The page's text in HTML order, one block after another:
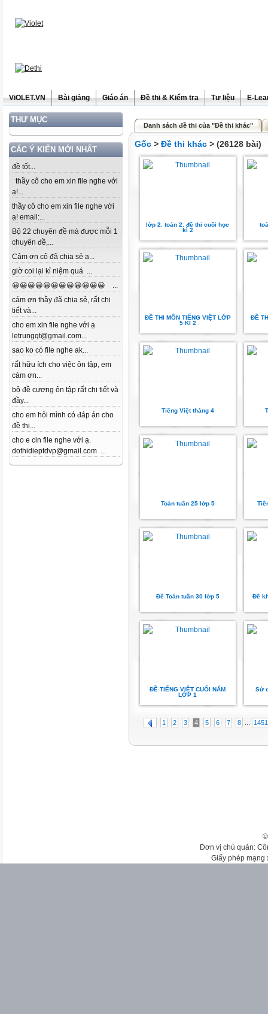
ViOLET.VN Bài giảng Giáo án Đề thi & Kiểm tra Tư liệu E-
THƯ MỤC
CÁC Ý KIẾN MỚI NHẤT
đề tốt...
thầy cô cho em xin file nghe với
ạ!...
thầy cô cho em xin file nghe với
ạ! email:...
Bộ 22 chuyên đề mà được mỗi 1
chuyên đề,...
Cảm ơn cô đã chia sẻ ạ...
giờ coi lại kỉ niệm quá ...
😀😀😀😀😀😀😀😀😀😀😀😀 ...
cám ơn thầy đã chia sẻ, rất chi
tiết và...
cho em xin file nghe với ạ
letrungqt@gmail.com...
sao ko có file nghe ak...
rất hữu ích cho việc ôn tập, em
cám ơn...
bộ đề cương ôn tập rất chi tiết và
đầy...
cho em hỏi mình có đáp án cho
đề thi...
cho e cin file nghe với ạ.
dothidieptdvp@gmail.com ...
Danh sách đề thi của "Đề thi khác"
Gốc > Đề thi khác > (26128 bài)
lớp 2. toán 2. đề thi cuồi học
kì 2
ĐỀ THI MÔN TIẾNG VIỆT LỚP
5 KÌ 2
ĐỀ
Tiếng Việt tháng 4
Toán tuần 25 lớp 5
Đề Toán tuần 30 lớp 5 Đề
ĐỀ TIẾNG VIỆT CUỐI NĂM
LỚP 1
Sử
1 2 3 4 5 6 7 8 ... 1451
Đơn vị chủ quản:
Giấy phép mạng